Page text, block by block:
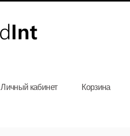
Личный кабинет Корзина